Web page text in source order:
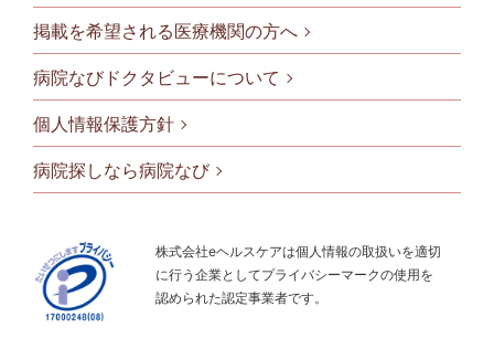
フッタメニ
掲載を希望される医療機関の方へ
病院なびドクタビューについて
個人情報保護方針
病院探しなら病院なび
株式会社eヘルスケアは個人情報の取扱いを適切
に行う企業としてプライバシーマークの使用を
認められた認定事業者です。